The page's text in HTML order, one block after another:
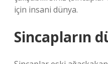
için insani dünya.
Sincapların